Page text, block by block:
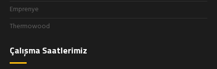
Emprenye
Thermowood
Çalışma Saatlerimiz